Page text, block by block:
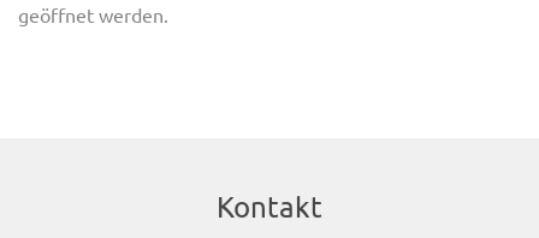
geöffnet werden.
Kontakt